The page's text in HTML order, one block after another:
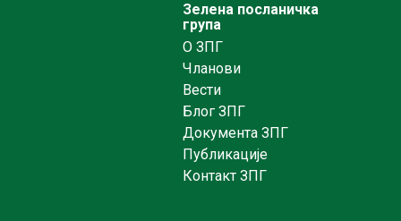
Зелена посланичка
група
О ЗПГ
Чланови
Вести
Блог ЗПГ
Документа ЗПГ
Публикације
Контакт ЗПГ